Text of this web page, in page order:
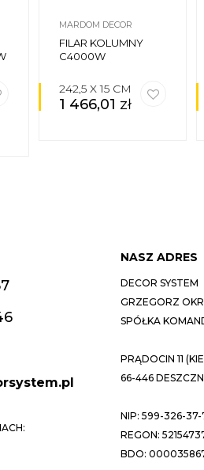
MARDOM DECOR
FILAR KOLUMNY
C4000W
242,5 X 15 CM
1 466,01 zł
NASZ ADRES
DECOR SYSTEM
GRZEGORZ
SPÓŁKA
PRĄDOCIN 11
66-446
NIP: 599-326-37-
REGON:
BDO: